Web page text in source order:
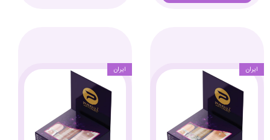
ایران ایران